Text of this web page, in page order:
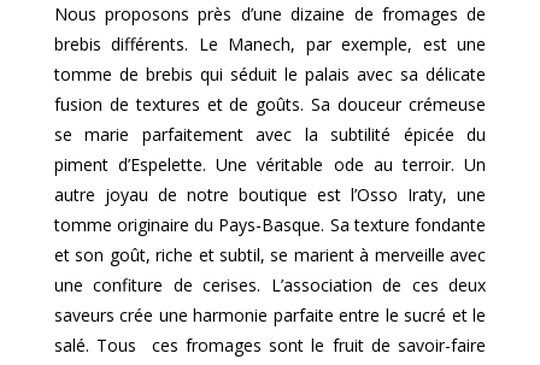
Nous proposons près d’une dizaine de fromages de
brebis différents. Le Manech, par exemple, est une
tomme de brebis qui séduit le palais avec sa délicate
fusion de textures et de goûts. Sa douceur crémeuse
se marie parfaitement avec la subtilité épicée du
piment d’Espelette. Une véritable ode au terroir. Un
autre joyau de notre boutique est l’Osso Iraty, une
tomme originaire du Pays-Basque. Sa texture fondante
et son goût, riche et subtil, se marient à merveille avec
une confiture de cerises. L’association de ces deux
saveurs crée une harmonie parfaite entre le sucré et le
salé. Tous ces fromages sont le fruit de savoir-faire